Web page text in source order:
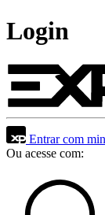
Login
Entrar com
Ou acesse com: